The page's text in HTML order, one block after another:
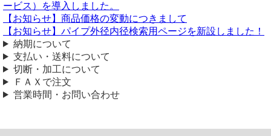
SGPネジ切加工
10本の場合の見積をお願いします。
ービス）を導入しました。
【お知らせ】商品価格の変動につきまして
【お知らせ】パイプ外径内径検索用ページを新設しました！
納期について
支払い・送料について
切断・加工について
ＦＡＸで注文
営業時間・お問い合わせ